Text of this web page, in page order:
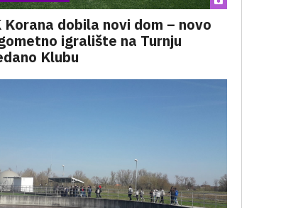
Korana dobila novi dom – novo
igralište na Turnju
Klubu